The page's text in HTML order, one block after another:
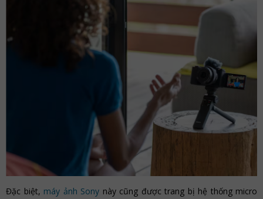
Đặc biệt, máy ảnh Sony này cũng được trang bị hệ thống micro